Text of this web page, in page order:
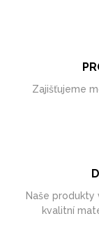
Zajišťujeme
Naše produkty
kvalitní